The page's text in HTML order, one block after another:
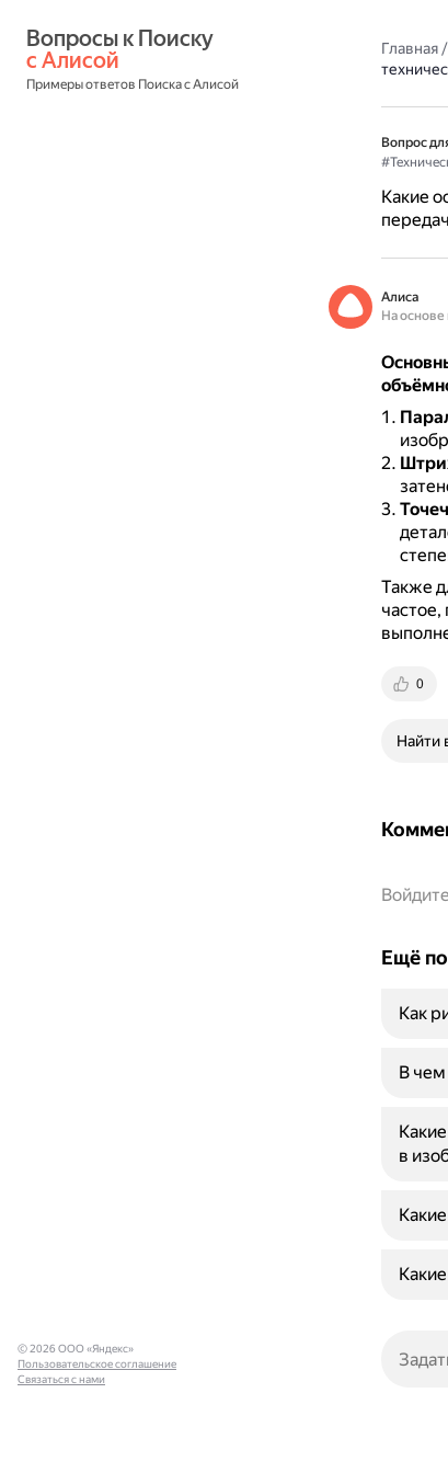
с Алисой
Примеры ответов Поиска с Алисой
Главная/
Вопрос
Какие
Алиса
На
Также
0
Найти
Ещё
Как
В
в
© 2026 ООО «Яндекс»
Пользовательское соглашение
Связаться с нами